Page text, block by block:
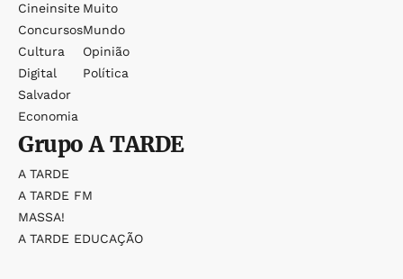
Cineinsite
Concursos
Cultura
Digital
Salvador
Economia
Muito
Mundo
Opinião
Política
GrupoA TARDE
A TARDE
A TARDE FM
MASSA!
A TARDE EDUCAÇÃO